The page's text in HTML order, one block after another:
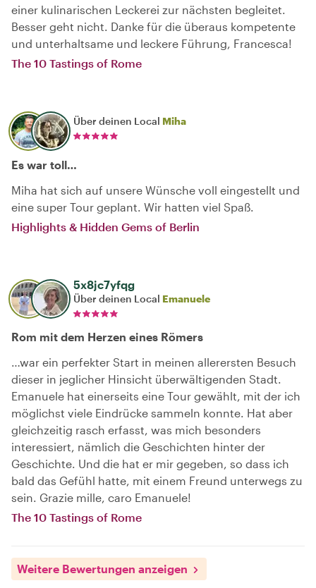
einer kulinarischen Leckerei zur nächsten begleitet.
Besser geht nicht. Danke für die überaus kompetente
und unterhaltsame und leckere Führung, Francesca!
The 10 Tastings of Rome
Über deinen Local Miha
Es war toll…
Miha hat sich auf unsere Wünsche voll eingestellt und
eine super Tour geplant. Wir hatten viel Spaß.
Highlights & Hidden Gems of Berlin
5x8jc7yfqg
Über deinen Local Emanuele
Rom mit dem Herzen eines Römers
…war ein perfekter Start in meinen allerersten Besuch
dieser in jeglicher Hinsicht überwältigenden Stadt.
Emanuele hat einerseits eine Tour gewählt, mit der ich
möglichst viele Eindrücke sammeln konnte. Hat aber
gleichzeitig rasch erfasst, was mich besonders
interessiert, nämlich die Geschichten hinter der
Geschichte. Und die hat er mir gegeben, so dass ich
bald das Gefühl hatte, mit einem Freund unterwegs zu
sein. Grazie mille, caro Emanuele!
The 10 Tastings of Rome
Weitere Bewertungen anzeigen